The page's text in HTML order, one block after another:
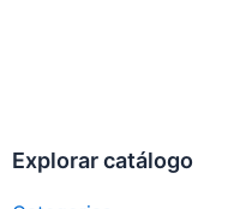
Explorar catálogo